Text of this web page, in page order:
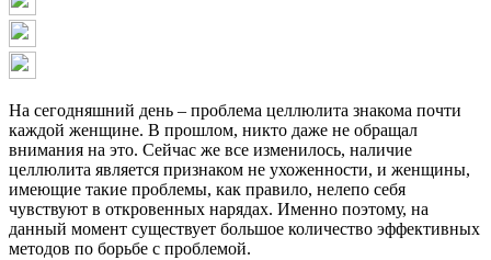
На сегодняшний день – проблема целлюлита знакома почти
каждой женщине. В прошлом, никто даже не обращал
внимания на это. Сейчас же все изменилось, наличие
целлюлита является признаком не ухоженности, и женщины,
имеющие такие проблемы, как правило, нелепо себя
чувствуют в откровенных нарядах. Именно поэтому, на
данный момент существует большое количество эффективных
методов по борьбе с проблемой.